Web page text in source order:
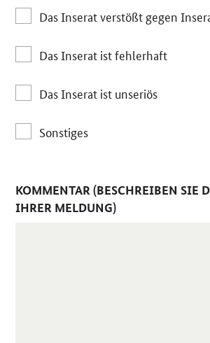
Das Inserat verstößt gegen
Das Inserat ist fehlerhaft
Das Inserat ist unseriös
Sonstiges
KOMMENTAR (BESCHREIBEN SIE
IHRER MELDUNG)